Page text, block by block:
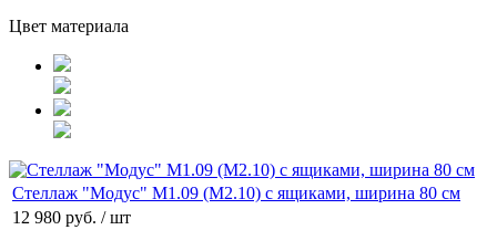
Цвет материала
Стеллаж "Модус" М1.09 (М2.10) с ящиками, ширина 80 см
12 980 руб. / шт